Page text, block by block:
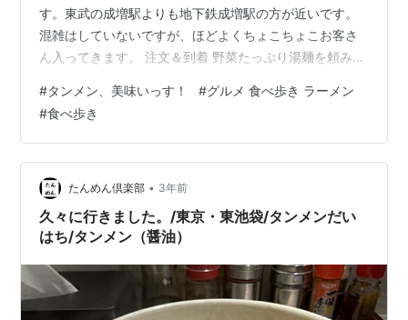
す。東武の成増駅よりも地下鉄成増駅の方が近いです。
混雑はしていないですが、ほどよくちょこちょこお客さ
ん入ってきます。 注文＆到着 野菜たっぷり湯麺を頼みま
たが、大きな餃子の成増餃子をウリにしています。 3個
か6個を選べます。 昼時だったのでランチセットがたく
さんありました。 しばらく待ったところで到着。 スープ
が白濁りです。海鮮湯麺ではありませんがエビも添えら
れています。 なんだか面白そうなたんめんです。 スープ
白濁りのスープは良…
#タンメン、美味いっす！ #グルメ 食べ歩き ラーメン
#食べ歩き
たんめん倶楽部 • 3年前
久々に行きました。/東京・東池袋/タンメンだい
はち/タンメン（醤油）